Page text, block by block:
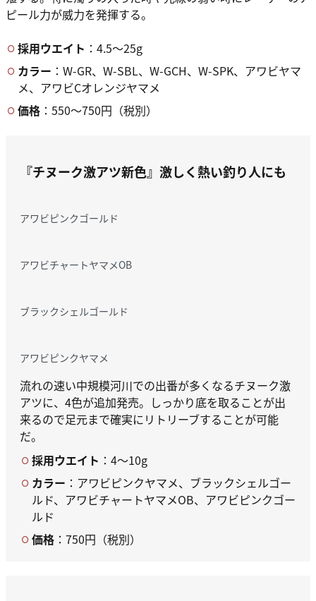
ピール力が威力を発揮する。
採用ウエイト ：4.5～25g
カラー ：W-GR、W-SBL、W-GCH、W-SPK、アワビヤマ
メ、アワビCオレンジヤマメ
価格 ：550～750円（税別）
『チヌーク激アツ新色』 激しく熱い釣り人にも
アワビピンクゴールド
アワビチャートヤマメOB
ブラックシェルゴールド
アワビピンクヤマメ
流れの速い中規模河川での出番が多くなるチヌーク激
アツに、4色が追加発売。しっかり底を取ることが出
来るので足元まで確実にリトリーブすることが可能
だ。
採用ウエイト ：4～10g
カラー ：アワビピンクヤマメ、ブラックシェルゴー
ルド、アワビチャートヤマメOB、アワビピンクゴー
ルド
価格 ：750円（税別）